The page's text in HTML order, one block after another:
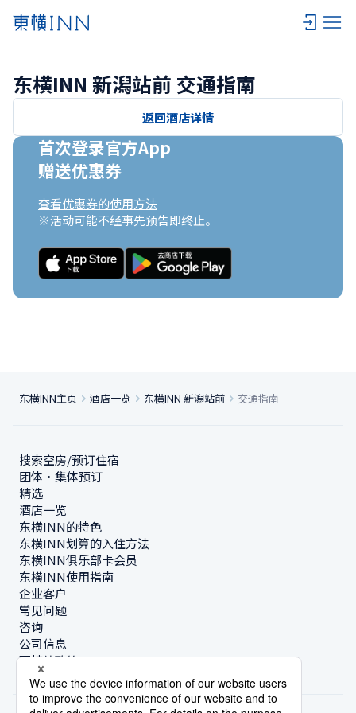
东横INN 新潟站前 交通指南
返回酒店详情
首次登录官方App
赠送优惠券
查看优惠券的使用方法
※活动可能不经事先预告即终止。
东横INN主页 酒店一览 东横INN 新潟站前 交通指南
搜索空房/预订住宿
团体・集体预订
精选
酒店一览
东横INN的特色
东横INN划算的入住方法
东横INN俱乐部卡会员
东横INN使用指南
企业客户
常见问题
咨询
公司信息
可持续政策